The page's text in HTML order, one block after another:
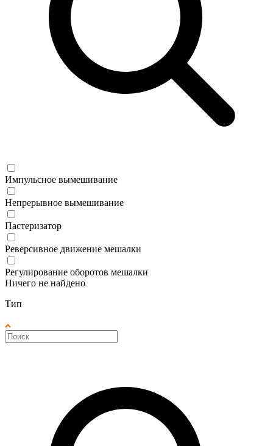
Импульсное вымешивание
Непрерывное вымешивание
Пастеризатор
Реверсивное движение мешалки
Регулирование оборотов мешалки
Ничего не найдено
Тип